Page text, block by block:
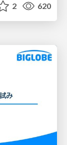
2 620